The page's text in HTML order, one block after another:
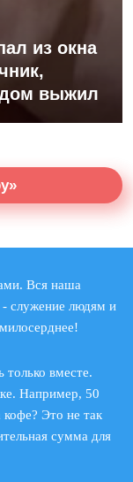
из окна
выжил
Вся наша
служение людям и
вместе.
Например, 50
Это не так
сумма для